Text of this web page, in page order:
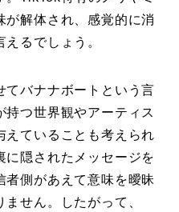
が解体され、感覚的に消
るでしょう。
てバナナボートという言
つ世界観やアーティス
えていることも考えられ
に隠されたメッセージを
者側があえて意味を曖昧
せん。したがって、